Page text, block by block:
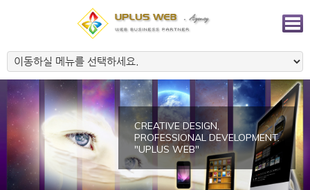
CREATIVE DESIGN,
PROFESSIONAL DEVELOPMENT.
"UPLUS WEB"